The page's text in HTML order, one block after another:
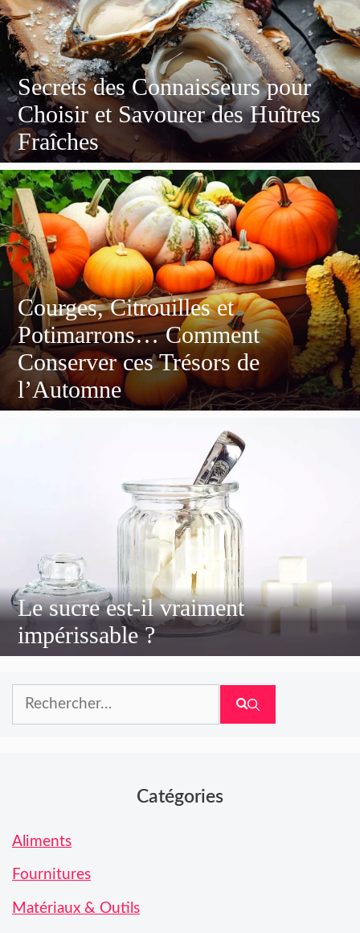
Secrets des Connaisseurs pour
Choisir et Savourer des Huîtres
Fraîches
Courges, Citrouilles et
Potimarrons… Comment
Conserver ces Trésors de
l’Automne
Le sucre est-il vraiment
impérissable ?
Rechercher :
Catégories
Aliments
Fournitures
Matériaux & Outils